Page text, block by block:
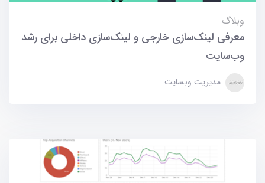
وبلاگ
معرفی لینک‌سازی خارجی و لینک‌سازی داخلی برای رشد
وب‌سایت
مدیریت وبسایت